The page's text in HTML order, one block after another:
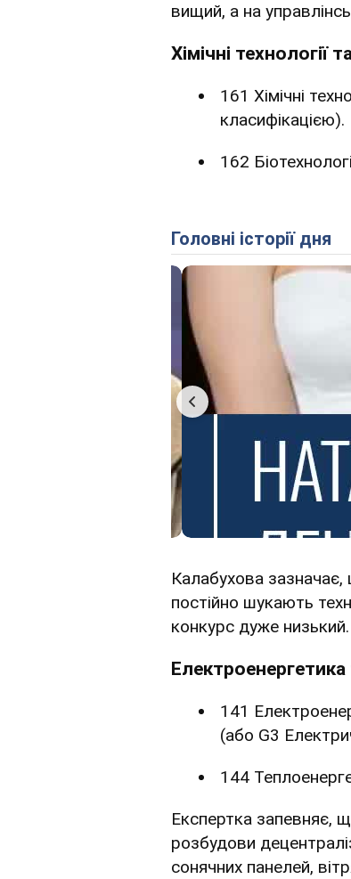
вищий, а на
Хімічні технології
161 Хімічні
класифікацією).
162
Головні історії дня
Калабухова зазначає,
постійно шукають
конкурс дуже низький.
141
(або G3
144
Експертка запевняє,
розбудови
сонячних панелей,